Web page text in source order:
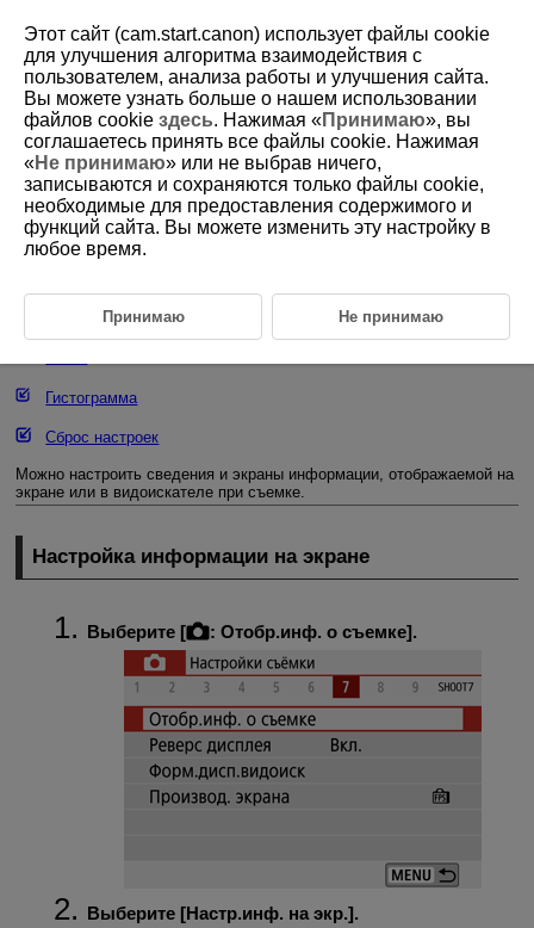
D101-089
Отображение информации о
съемке
Настройка информации на экране
Вертикальный дисплей видоискателя
Гистограмма
Сброс настроек
Можно настроить сведения и экраны информации, отображаемой на
экране или в видоискателе при съемке.
Настройка информации на экране
Выберите [ : Отобр.инф. о съемке].
Выберите [Настр.инф. на экр.].
Этот сайт (cam.start.canon) использует файлы cookie
для улучшения алгоритма взаимодействия с
пользователем, анализа работы и улучшения сайта.
Вы можете узнать больше о нашем использовании
файлов cookie здесь. Нажимая «Принимаю», вы
соглашаетесь принять все файлы cookie. Нажимая
«Не принимаю» или не выбрав ничего,
записываются и сохраняются только файлы cookie,
необходимые для предоставления содержимого и
функций сайта. Вы можете изменить эту настройку в
любое время.
Принимаю Не принимаю